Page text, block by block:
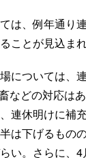
は、例年通り
ことが見込まれ
については、
などの対応は
連休明けに補
は下げるもの
い。さらに、